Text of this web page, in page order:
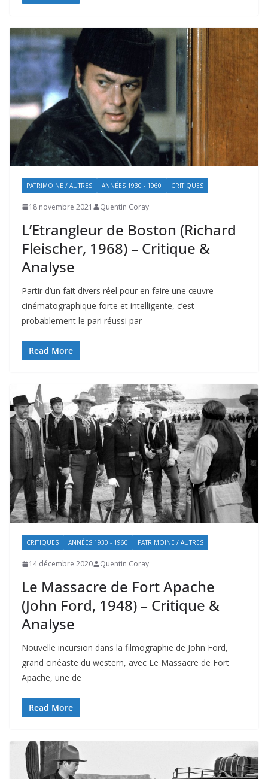
PATRIMOINE / AUTRES ANNÉES 1930 - 1960 CRITIQUES
18 novembre 2021 Quentin Coray
L’Etrangleur de Boston (Richard
Fleischer, 1968) – Critique &
Analyse
Partir d’un fait divers réel pour en faire une œuvre
cinématographique forte et intelligente, c’est
probablement le pari réussi par
Read More
CRITIQUES ANNÉES 1930 - 1960 PATRIMOINE / AUTRES
14 décembre 2020 Quentin Coray
Le Massacre de Fort Apache
(John Ford, 1948) – Critique &
Analyse
Nouvelle incursion dans la filmographie de John Ford,
grand cinéaste du western, avec Le Massacre de Fort
Apache, une de
Read More